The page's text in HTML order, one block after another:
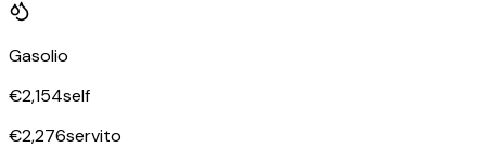
Gasolio
€2,154self
€2,276servito